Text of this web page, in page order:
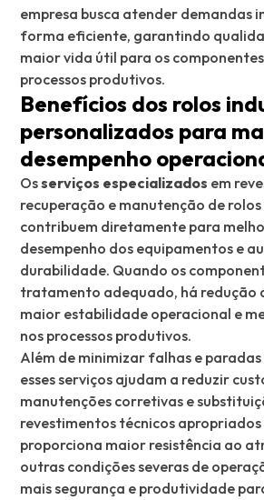
empresa busca atender demandas
forma eficiente, garantindo
maior vida útil para os
processos produtivos.
Benefícios dos rolos
personalizados para
desempenho
Osserviços especializados em
recuperação e manutenção de
contribuem diretamente para
desempenho dos equipamentos e
durabilidade. Quando os
tratamento adequado, há redução
maior estabilidade operacional e
nos processos produtivos.
Além de minimizar falhas e paradas
esses serviços ajudam a reduzir
manutenções corretivas e
revestimentos técnicos
proporciona maior resistência ao
outras condições severas de
mais segurança e produtividade